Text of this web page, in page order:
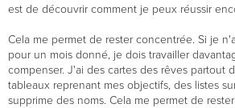
est de découvrir comment je peux réussir
Cela me permet de rester concentrée. Si je
pour un mois donné, je dois travailler
compenser. J'ai des cartes des rêves partout
tableaux reprenant mes objectifs, des listes
supprime des noms. Cela me permet de